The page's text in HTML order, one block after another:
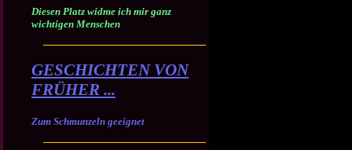
Diesen Platz widme ich mir ganz
wichtigen Menschen
GESCHICHTEN VON
FRÜHER ...
Zum Schmunzeln geeignet